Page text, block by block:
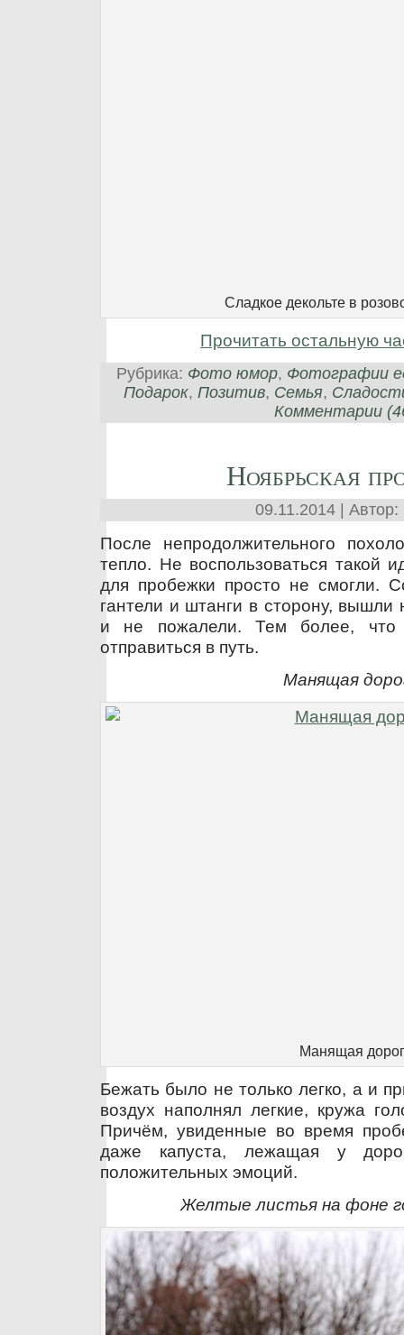
Сладкое декольте в
Прочитать остальную
Рубрика: Фото юмор, Фотографии
Подарок, Позитив, Семья,
Комментарии
Ноябрьская
09.11.2014 | Автор:
После непродолжительного
тепло. Не воспользоваться такой
для пробежки просто не смогли.
гантели и штанги в сторону, вышли
и не пожалели. Тем более, что
отправиться в путь.
Манящая
Манящая
Бежать было не только легко, а и
воздух наполнял легкие, кружа
Причём, увиденные во время
даже капуста, лежащая у
положительных эмоций.
Желтые листья на фоне